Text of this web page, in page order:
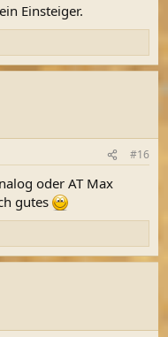
Einsteiger.
#16
oder AT Max
gutes